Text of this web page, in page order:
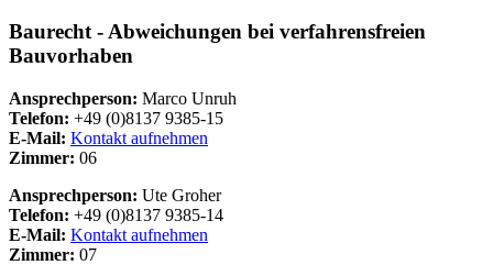
Baurecht - Abweichungen bei verfahrensfreien
Bauvorhaben
Ansprechperson: Marco Unruh
Telefon: +49 (0)8137 9385-15
E-Mail: Kontakt aufnehmen
Zimmer: 06
Ansprechperson: Ute Groher
Telefon: +49 (0)8137 9385-14
E-Mail: Kontakt aufnehmen
Zimmer: 07